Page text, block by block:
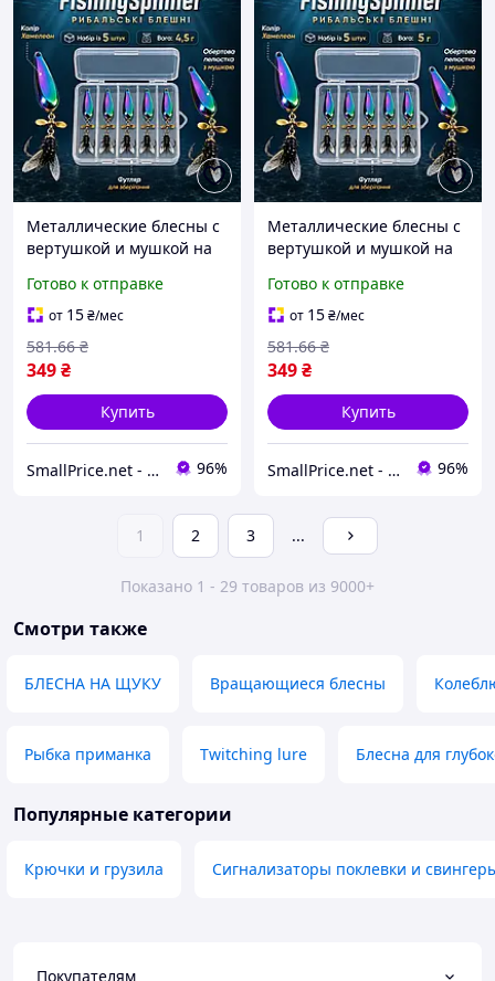
Металлические блесны с
вертушкой и мушкой на
для рыбалки, 4,5 г, 5 штук
Готово к отправке
от 15₴/мес
349₴
581.66 ₴
Купить
SmallPrice.net - магазин товаров для дома и аксессуаров 96%
Металлические блесны с
вертушкой и мушкой на
для рыбалки, 5 г, 5 штук
Готово к отправке
от 15₴/мес
349₴
581.66 ₴
Купить
SmallPrice.net - магазин товаров для дома и аксессуаров 96%
1 2 3 ...
Показано 1 - 29 товаров из 9000+
Смотри также
БЛЕСНА НА ЩУКУ Вращающиеся блесны
Рыбка приманка Twitching lure Блесна для
Популярные категории
Крючки и грузила Сигнализаторы поклевки и
Покупателям